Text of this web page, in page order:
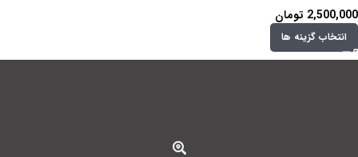
2,500,000 تومان
انتخاب گزینه ها